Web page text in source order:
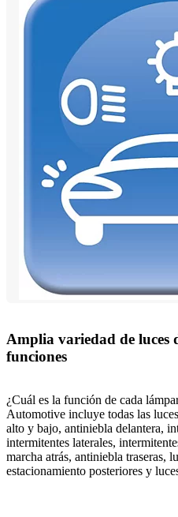
Amplia variedad de luces
funciones
¿Cuál es la función de cada
Automotive incluye todas las
alto y bajo, antiniebla delantera,
intermitentes laterales,
marcha atrás, antiniebla traseras,
estacionamiento posteriores y